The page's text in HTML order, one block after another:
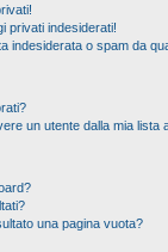
privati indesiderati!
indesiderata o spam da
un utente dalla mia lista
una pagina vuota?